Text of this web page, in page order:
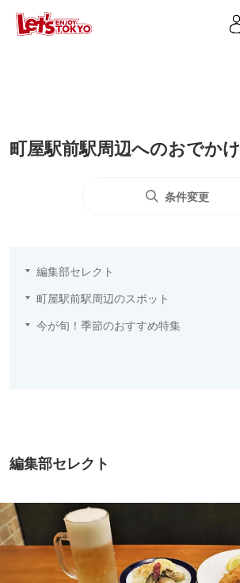
町屋駅前駅周辺へのおでかけ
条件変更
編集部セレクト
町屋駅前駅周辺のスポット
今が旬！季節のおすすめ特集
編集部セレクト